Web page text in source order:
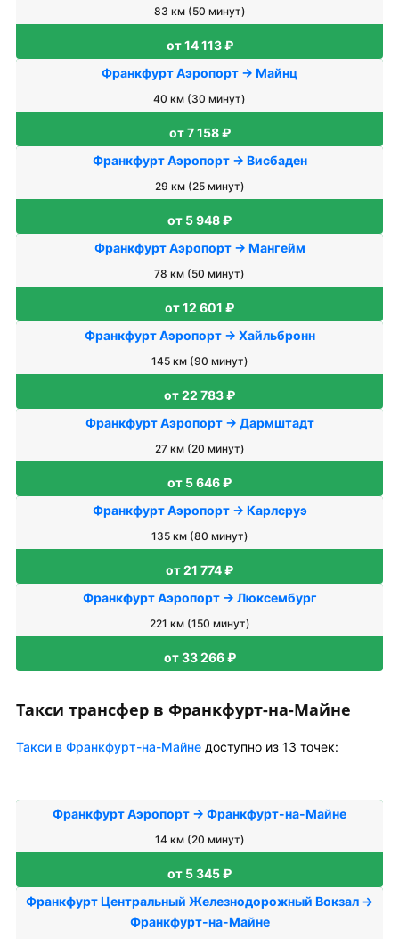
83 км (50 минут)
от 14 113 ₽
Франкфурт Аэропорт → Майнц
40 км (30 минут)
от 7 158 ₽
Франкфурт Аэропорт → Висбаден
29 км (25 минут)
от 5 948 ₽
Франкфурт Аэропорт → Мангейм
78 км (50 минут)
от 12 601 ₽
Франкфурт Аэропорт → Хайльбронн
145 км (90 минут)
от 22 783 ₽
Франкфурт Аэропорт → Дармштадт
27 км (20 минут)
от 5 646 ₽
Франкфурт Аэропорт → Карлсруэ
135 км (80 минут)
от 21 774 ₽
Франкфурт Аэропорт → Люксембург
221 км (150 минут)
от 33 266 ₽
Такси трансфер в Франкфурт-на-Майне
Такси в Франкфурт-на-Майне доступно из 13 точек:
Франкфурт Аэропорт → Франкфурт-на-Майне
14 км (20 минут)
от 5 345 ₽
Франкфурт Центральный Железнодорожный Вокзал →
Франкфурт-на-Майне